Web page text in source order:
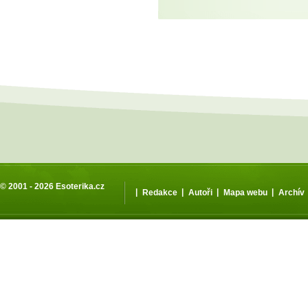
© 2001 - 2026 Esoterika.cz
| Redakce | Autoři | Mapa webu | Archív